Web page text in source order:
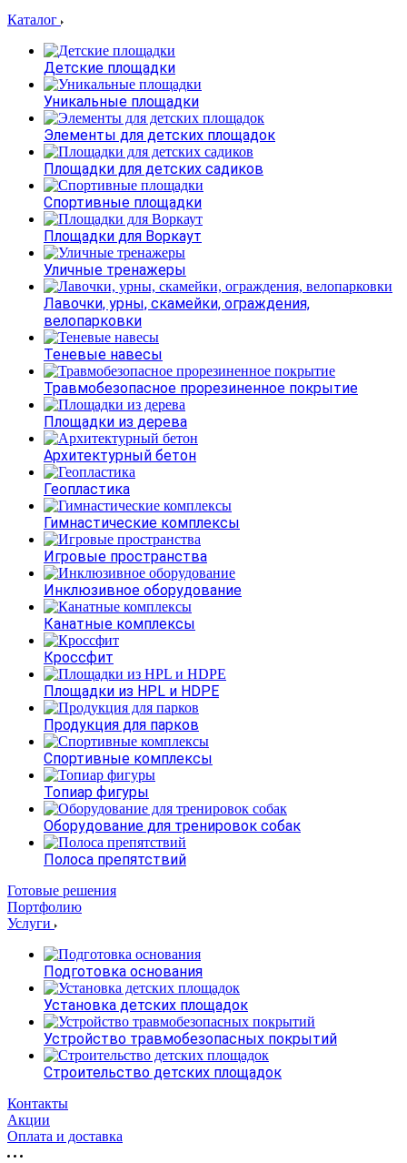
Каталог
Детские площадки
Уникальные площадки
Элементы для детских площадок
Площадки для детских садиков
Спортивные площадки
Площадки для Воркаут
Уличные тренажеры
Лавочки, урны, скамейки, ограждения,
велопарковки
Теневые навесы
Травмобезопасное прорезиненное покрытие
Площадки из дерева
Архитектурный бетон
Геопластика
Гимнастические комплексы
Игровые пространства
Инклюзивное оборудование
Канатные комплексы
Кроссфит
Площадки из HPL и HDPE
Продукция для парков
Спортивные комплексы
Топиар фигуры
Оборудование для тренировок собак
Полоса препятствий
Готовые решения
Портфолию
Услуги
Подготовка основания
Установка детских площадок
Устройство травмобезопасных покрытий
Строительство детских площадок
Контакты
Акции
Оплата и доставка